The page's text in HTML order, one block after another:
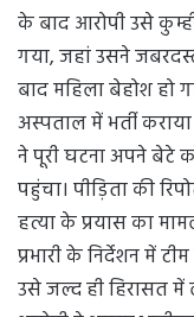
के बाद आरोपी उसे
गया, जहां उसने
बाद महिला बेहोश हो
अस्पताल में भर्ती
ने पूरी घटना अपने बेटे
पहुंचा। पीड़िता की
हत्या के प्रयास का
प्रभारी के निर्देशन में
उसे जल्द ही हिरासत